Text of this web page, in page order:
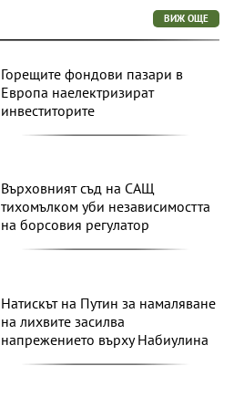
ВИЖ ОЩЕ
Горещите фондови пазари в
Европа наелектризират
инвеститорите
Върховният съд на САЩ
тихомълком уби независимостта
на борсовия регулатор
Натискът на Путин за намаляване
на лихвите засилва
напрежението върху Набиулина